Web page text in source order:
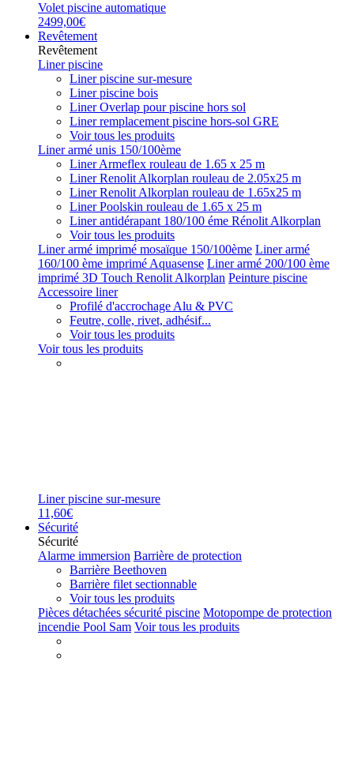
Volet piscine automatique
2499,00€
Revêtement
Revêtement
Liner piscine
Liner piscine sur-mesure
Liner piscine bois
Liner Overlap pour piscine hors sol
Liner remplacement piscine hors-sol GRE
Voir tous les produits
Liner armé unis 150/100ème
Liner Armeflex rouleau de 1.65 x 25 m
Liner Renolit Alkorplan rouleau de 2.05x25 m
Liner Renolit Alkorplan rouleau de 1.65x25 m
Liner Poolskin rouleau de 1.65 x 25 m
Liner antidérapant 180/100 éme Rénolit Alkorplan
Voir tous les produits
Liner armé imprimé mosaïque 150/100ème Liner armé
160/100 ème imprimé Aquasense Liner armé 200/100 ème
imprimé 3D Touch Renolit Alkorplan Peinture piscine
Accessoire liner
Profilé d'accrochage Alu & PVC
Feutre, colle, rivet, adhésif...
Voir tous les produits
Voir tous les produits
Liner piscine sur-mesure
11,60€
Sécurité
Sécurité
Alarme immersion Barrière de protection
Barrière Beethoven
Barrière filet sectionnable
Voir tous les produits
Pièces détachées sécurité piscine Motopompe de protection
incendie Pool Sam Voir tous les produits